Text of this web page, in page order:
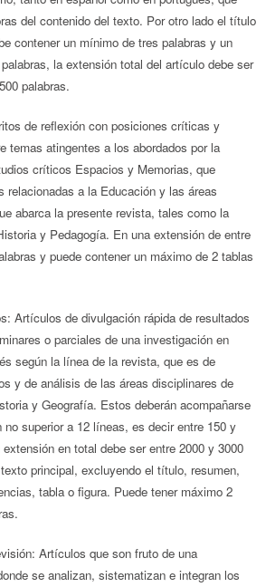
del contenido del texto. Por otro lado el título
contener un mínimo de tres palabras y un
la extensión total del artículo debe ser
palabras.
de reflexión con posiciones críticas y
temas atingentes a los abordados por la
críticos Espacios y Memorias, que
relacionadas a la Educación y las áreas
abarca la presente revista, tales como la
y Pedagogía. En una extensión de entre
y puede contener un máximo de 2 tablas
Artículos de divulgación rápida de resultados
o parciales de una investigación en
según la línea de la revista, que es de
y de análisis de las áreas disciplinares de
y Geografía. Estos deberán acompañarse
no superior a 12 líneas, es decir entre 150 y
en total debe ser entre 2000 y 3000
principal, excluyendo el título, resumen,
tabla o figura. Puede tener máximo 2
Artículos que son fruto de una
se analizan, sistematizan e integran los